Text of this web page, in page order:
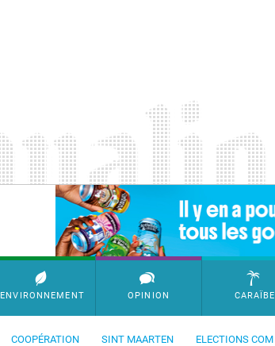
SimpleAds Block Bannière
COOPÉRATION SINT MAARTEN ELECTIONS
ENVIRONNEMENT OPINION CARAÏBE